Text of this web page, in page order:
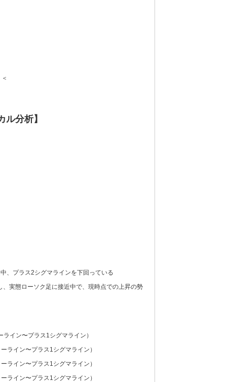
分析】
、プラス2シグマラインを下回っている
実態ローソク足に接近中で、現時点での上昇の勢
イン〜プラス1シグマライン）
ライン〜プラス1シグマライン）
ライン〜プラス1シグマライン）
ライン〜プラス1シグマライン）